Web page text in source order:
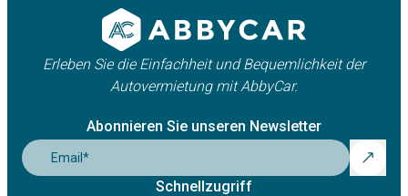
Erleben Sie die Einfachheit und Bequemlichkeit der
Autovermietung mit AbbyCar.
Abonnieren Sie unseren Newsletter
Email *
Schnellzugriff